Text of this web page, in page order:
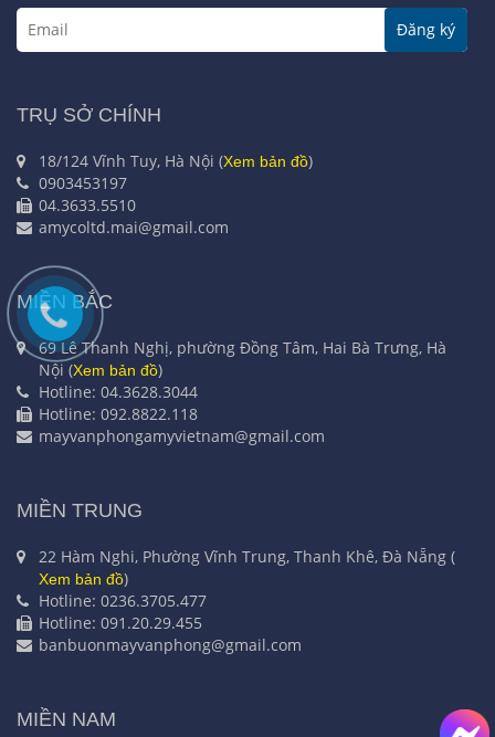
Đăng ký
TRỤ SỞ CHÍNH
18/124 Vĩnh Tuy, Hà Nội (Xem bản đồ)
0903453197
04.3633.5510
amycoltd.mai@gmail.com
MIỀN BẮC
69 Lê Thanh Nghị, phường Đồng Tâm, Hai Bà Trưng, Hà
Nội (Xem bản đồ)
Hotline: 04.3628.3044
Hotline: 092.8822.118
mayvanphongamyvietnam@gmail.com
MIỀN TRUNG
22 Hàm Nghi, Phường Vĩnh Trung, Thanh Khê, Đà Nẵng (
Xem bản đồ)
Hotline: 0236.3705.477
Hotline: 091.20.29.455
banbuonmayvanphong@gmail.com
MIỀN NAM